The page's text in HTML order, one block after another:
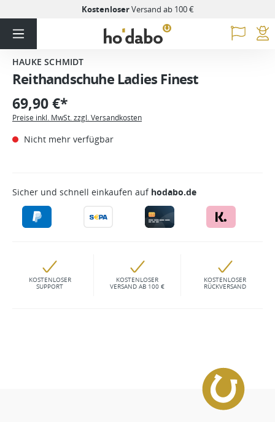
KostenloserVersand ab 100 €
HAUKE SCHMIDT
Reithandschuhe Ladies Finest
69,90 €*
Preise inkl. MwSt. zzgl. Versandkosten
Nicht mehr verfügbar
Sicher und schnell einkaufen auf hodabo.de
KOSTENLOSER
SUPPORT
KOSTENLOSER
VERSAND AB 100 €
KOSTENLOSER
RÜCKVERSAND